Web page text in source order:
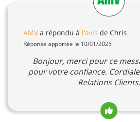
AMVa répondu à l'avis de Chris
Réponse apportée le 10/01/2025
Bonjour, merci pour ce
pour votre confiance.
Relations Clients.